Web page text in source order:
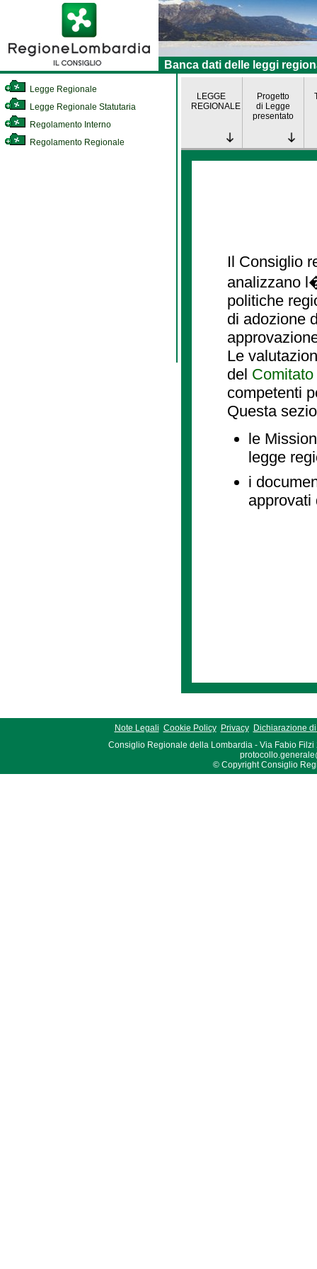
Banca dati delle leggi
Legge Regionale
Legge Regionale Statutaria
Regolamento Interno
Regolamento Regionale
LEGGE
REGIONALE
Progetto
di Legge
presentato
Il Consiglio
analizzano
politiche
di adozione
Le
del
competenti
Questa
le
legge
i
approvati
Note Legali Cookie Policy Privacy
Dichiarazione
Consiglio Regionale della Lombardia - Via Fabio Filzi
© Copyright Consiglio